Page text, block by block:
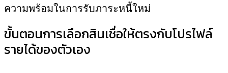
ความพร้อมในการรับภาระหนี้ใหม่
ขั้นตอนการเลือกสินเชื่อให้ตรงกับโปรไฟล์
รายได้ของตัวเอง